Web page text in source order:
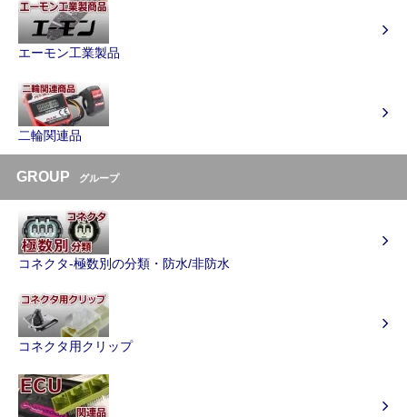
エーモン工業製品
二輪関連品
GROUP グループ
コネクタ-極数別の分類・防水/非防水
コネクタ用クリップ